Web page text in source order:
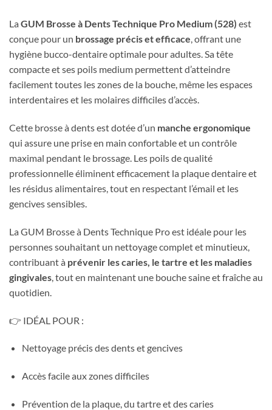
La GUM Brosse à Dents Technique Pro Medium (528) est
conçue pour un brossage précis et efficace, offrant une
hygiène bucco-dentaire optimale pour adultes. Sa tête
compacte et ses poils medium permettent d’atteindre
facilement toutes les zones de la bouche, même les espaces
interdentaires et les molaires difficiles d’accès.
Cette brosse à dents est dotée d’un manche ergonomique
qui assure une prise en main confortable et un contrôle
maximal pendant le brossage. Les poils de qualité
professionnelle éliminent efficacement la plaque dentaire et
les résidus alimentaires, tout en respectant l’émail et les
gencives sensibles.
La GUM Brosse à Dents Technique Pro est idéale pour les
personnes souhaitant un nettoyage complet et minutieux,
contribuant à prévenir les caries, le tartre et les maladies
gingivales, tout en maintenant une bouche saine et fraîche au
quotidien.
👉 IDÉAL POUR :
Nettoyage précis des dents et gencives
Accès facile aux zones difficiles
Prévention de la plaque, du tartre et des caries